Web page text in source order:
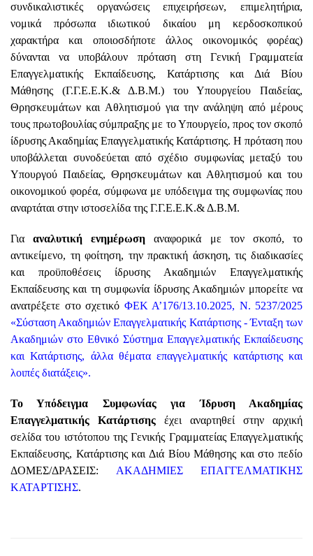
συνδικαλιστικές οργανώσεις επιχειρήσεων, επιμελητήρια,
νομικά πρόσωπα ιδιωτικού δικαίου μη κερδοσκοπικού
χαρακτήρα και οποιοσδήποτε άλλος οικονομικός φορέας)
δύνανται να υποβάλουν πρόταση στη Γενική Γραμματεία
Επαγγελματικής Εκπαίδευσης, Κατάρτισης και Διά Βίου
Μάθησης (Γ.Γ.Ε.Ε.Κ.& Δ.Β.Μ.) του Υπουργείου Παιδείας,
Θρησκευμάτων και Αθλητισμού για την ανάληψη από μέρους
τους πρωτοβουλίας σύμπραξης με το Υπουργείο, προς τον σκοπό
ίδρυσης Ακαδημίας Επαγγελματικής Κατάρτισης. Η πρόταση που
υποβάλλεται συνοδεύεται από σχέδιο συμφωνίας μεταξύ του
Υπουργού Παιδείας, Θρησκευμάτων και Αθλητισμού και του
οικονομικού φορέα, σύμφωνα με υπόδειγμα της συμφωνίας που
αναρτάται στην ιστοσελίδα της Γ.Γ.Ε.Ε.Κ.& Δ.Β.Μ.
Γιααναλυτική ενημέρωση αναφορικά με τον σκοπό, το
αντικείμενο, τη φοίτηση, την πρακτική άσκηση, τις διαδικασίες
και προϋποθέσεις ίδρυσης Ακαδημιών Επαγγελματικής
Εκπαίδευσης και τη συμφωνία ίδρυσης Ακαδημιών μπορείτε να
ανατρέξετε στο σχετικό ΦΕΚ Α’176/13.10.2025, Ν. 5237/2025
«Σύσταση Ακαδημιών Επαγγελματικής Κατάρτισης - Ένταξη των
Ακαδημιών στο Εθνικό Σύστημα Επαγγελματικής Εκπαίδευσης
και Κατάρτισης, άλλα θέματα επαγγελματικής κατάρτισης και
λοιπές διατάξεις».
Το Υπόδειγμα Συμφωνίας για Ίδρυση Ακαδημίας
Επαγγελματικής Κατάρτισης έχει αναρτηθεί στην αρχική
σελίδα του ιστότοπου της Γενικής Γραμματείας Επαγγελματικής
Εκπαίδευσης, Κατάρτισης και Διά Βίου Μάθησης και στο πεδίο
ΔΟΜΕΣ/ΔΡΑΣΕΙΣ: ΑΚΑΔΗΜΙΕΣ ΕΠΑΓΓΕΛΜΑΤΙΚΗΣ
ΚΑΤΑΡΤΙΣΗΣ.